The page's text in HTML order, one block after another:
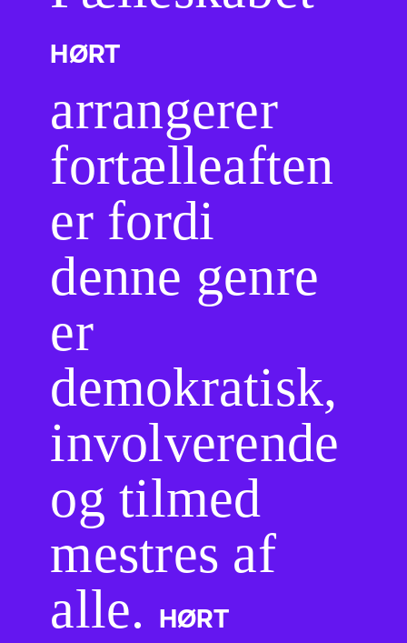
HØRT
arrangerer
fortælleaften
er fordi
denne genre
er
demokratisk,
involverende
og tilmed
mestres af
alle.
HØRT